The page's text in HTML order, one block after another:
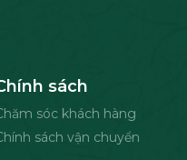
sách
sóc khách hàng
sách vận chuyển